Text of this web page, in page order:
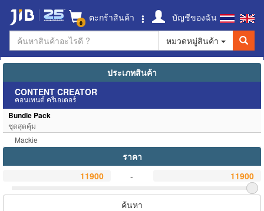
0 ตะกร้าสินค้า
บัญชีของฉัน
หมวดหมู่สินค้า
ประเภทสินค้า
CONTENT CREATOR
คอนเทนต์ ครีเอเตอร์
Bundle Pack
ชุดสุดคุ้ม
Mackie
ราคา
-
ค้นหา